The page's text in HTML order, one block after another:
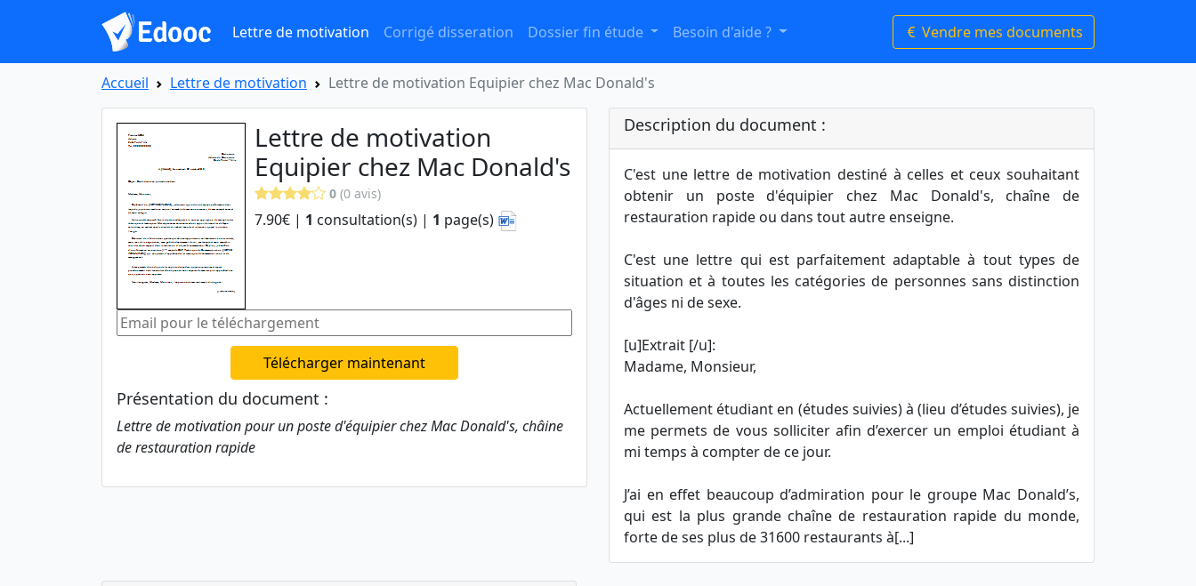
Lettre de motivation Corrigé disseration Dossier fin étude Besoin d'aide ? Vendre mes documents
Accueil Lettre de motivation Lettre de motivation Equipier chez Mac Donald's
Lettre de motivation
Equipier chez Mac Donald's
0 (0 avis)
7.90€ | 1 consultation(s) | 1 page(s)
Télécharger maintenant
Présentation du document :
Lettre de motivation pour un poste d'équipier chez Mac Donald's, châine
de restauration rapide
Description du document :
C'est une lettre de motivation destiné à celles et ceux souhaitant
obtenir un poste d'équipier chez Mac Donald's, chaîne de
restauration rapide ou dans tout autre enseigne.
C'est une lettre qui est parfaitement adaptable à tout types de
situation et à toutes les catégories de personnes sans distinction
d'âges ni de sexe.
[u]Extrait [/u]:
Madame, Monsieur,
Actuellement étudiant en (études suivies) à (lieu d’études suivies), je
me permets de vous solliciter afin d’exercer un emploi étudiant à
mi temps à compter de ce jour.
J’ai en effet beaucoup d’admiration pour le groupe Mac Donald’s,
qui est la plus grande chaîne de restauration rapide du monde,
forte de ses plus de 31600 restaurants à[...]